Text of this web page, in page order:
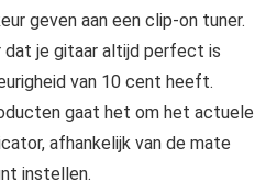
geven aan een clip-on tuner.
dat je gitaar altijd perfect is
van 10 cent heeft.
gaat het om het actuele
afhankelijk van de mate
instellen.